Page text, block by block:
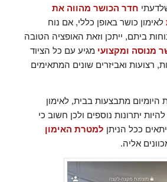
חדר הכושר מהווה את
לאימון כושר באופן כללי, אם נוח
ביתם, ייתכן וזאת האופציה הטובה
מנוסה ומקצועי מגיע עם כל הציוד
רצועות ואביזרים שונים המתאימים
מתבצעות בבית, לאימון
יתרונות נוספים ולכן חשוב כי
ככל הניתן למטרת האימון
אליה.